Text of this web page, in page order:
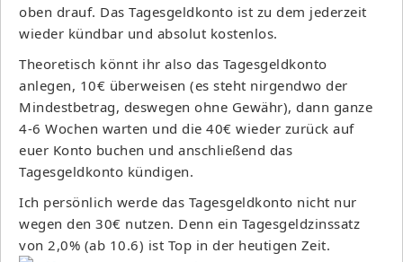
oben drauf. Das Tagesgeldkonto ist zu dem jederzeit
wieder kündbar und absolut kostenlos.
Theoretisch könnt ihr also das Tagesgeldkonto
anlegen, 10€ überweisen (es steht nirgendwo der
Mindestbetrag, deswegen ohne Gewähr), dann ganze
4-6 Wochen warten und die 40€ wieder zurück auf
euer Konto buchen und anschließend das
Tagesgeldkonto kündigen.
Ich persönlich werde das Tagesgeldkonto nicht nur
wegen den 30€ nutzen. Denn ein Tagesgeldzinssatz
von 2,0% (ab 10.6) ist Top in der heutigen Zeit.